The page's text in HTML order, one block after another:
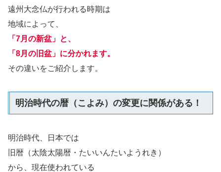
遠州大念仏が行われる時期は
地域によって、
「7月の新盆」と、
「8月の旧盆」に分かれます。
その違いをご紹介します。
明治時代の暦（こよみ）の変更に関係がある！
明治時代、日本では
旧暦（太陰太陽暦・たいいんたいようれき）
から、現在使われている